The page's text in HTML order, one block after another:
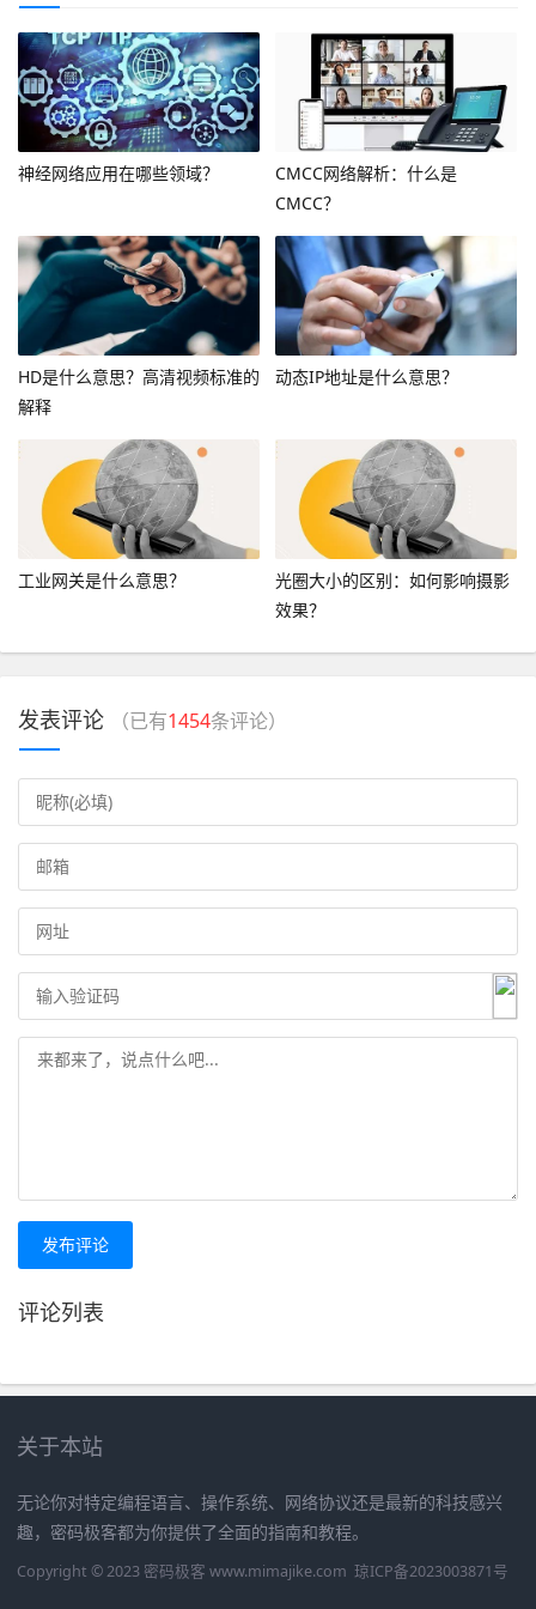
神经网络应用在哪些领域？
CMCC网络解析：什么是
CMCC？
HD是什么意思？高清视频标准的
解释
动态IP地址是什么意思？
工业网关是什么意思？
光圈大小的区别：如何影响摄影
效果？
发表评论 （已有1454条评论）
发布评论
评论列表
关于本站
无论你对特定编程语言、操作系统、网络协议还是最新的科技感兴
趣，密码极客都为你提供了全面的指南和教程。
Copyright © 2023 密码极客 www.mimajike.com 琼ICP备2023003871号